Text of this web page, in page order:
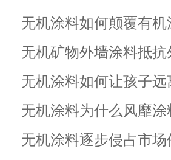
无机涂料如何颠覆有
无机矿物外墙涂料抵
无机涂料如何让孩子远
无机涂料为什么风靡涂
无机涂料逐步侵占市场